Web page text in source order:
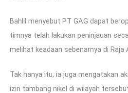
Bahlil menyebut PT GAG dapat
timnya telah lakukan peninjauan
melihat keadaan sebenarnya di Raja
Tak hanya itu, ia juga mengatakan
izin tambang nikel di wilayah